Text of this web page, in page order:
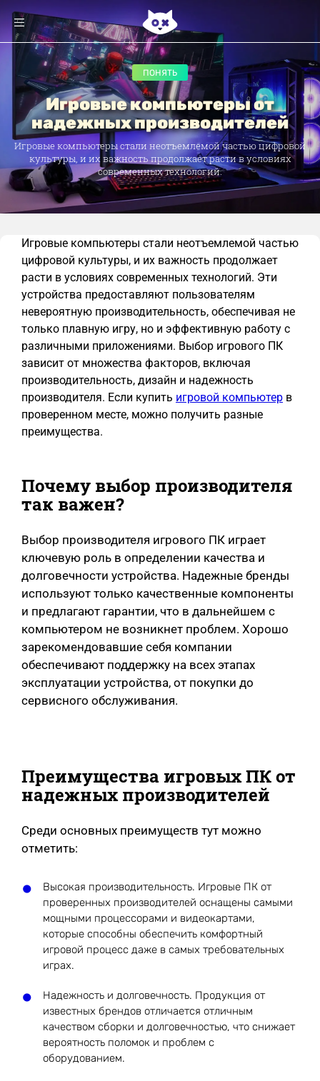
ПОНЯТЬ
Игровые компьютеры от
надежных производителей
Игровые компьютеры стали неотъемлемой частью цифровой
культуры, и их важность продолжает расти в условиях
современных технологий.
Игровые компьютеры стали неотъемлемой частью
цифровой культуры, и их важность продолжает
расти в условиях современных технологий. Эти
устройства предоставляют пользователям
невероятную производительность, обеспечивая не
только плавную игру, но и эффективную работу с
различными приложениями. Выбор игрового ПК
зависит от множества факторов, включая
производительность, дизайн и надежность
производителя. Если купить игровой компьютер в
проверенном месте, можно получить разные
преимущества.
Почему выбор производителя
так важен?
Выбор производителя игрового ПК играет
ключевую роль в определении качества и
долговечности устройства. Надежные бренды
используют только качественные компоненты
и предлагают гарантии, что в дальнейшем с
компьютером не возникнет проблем. Хорошо
зарекомендовавшие себя компании
обеспечивают поддержку на всех этапах
эксплуатации устройства, от покупки до
сервисного обслуживания.
Преимущества игровых ПК от
надежных производителей
Среди основных преимуществ тут можно
отметить:
Высокая производительность. Игровые ПК от
проверенных производителей оснащены самыми
мощными процессорами и видеокартами,
которые способны обеспечить комфортный
игровой процесс даже в самых требовательных
играх.
Надежность и долговечность. Продукция от
известных брендов отличается отличным
качеством сборки и долговечностью, что снижает
вероятность поломок и проблем с
оборудованием.